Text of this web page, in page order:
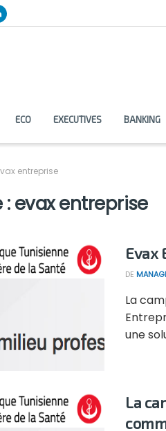
ECO EXECUTIVES BANKING
entreprise
:evax entreprise
Evax
DE
La
une
La